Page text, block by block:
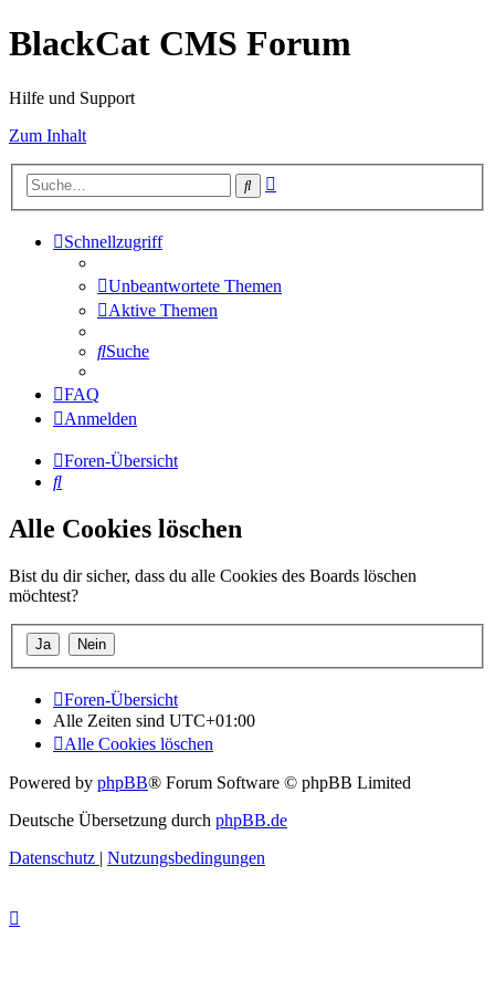
BlackCat CMS Forum
Hilfe und Support
Zum Inhalt
Suche
Schnellzugriff
Unbeantwortete Themen
Aktive Themen
Suche
FAQ
Anmelden
Foren-Übersicht
Suche
Alle Cookies löschen
Bist du dir sicher, dass du alle Cookies des Boards löschen
möchtest?
Foren-Übersicht
Alle Zeiten sind UTC+01:00
Alle Cookies löschen
Powered by phpBB® Forum Software © phpBB Limited
Deutsche Übersetzung durch phpBB.de
Datenschutz | Nutzungsbedingungen